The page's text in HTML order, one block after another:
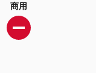
商用